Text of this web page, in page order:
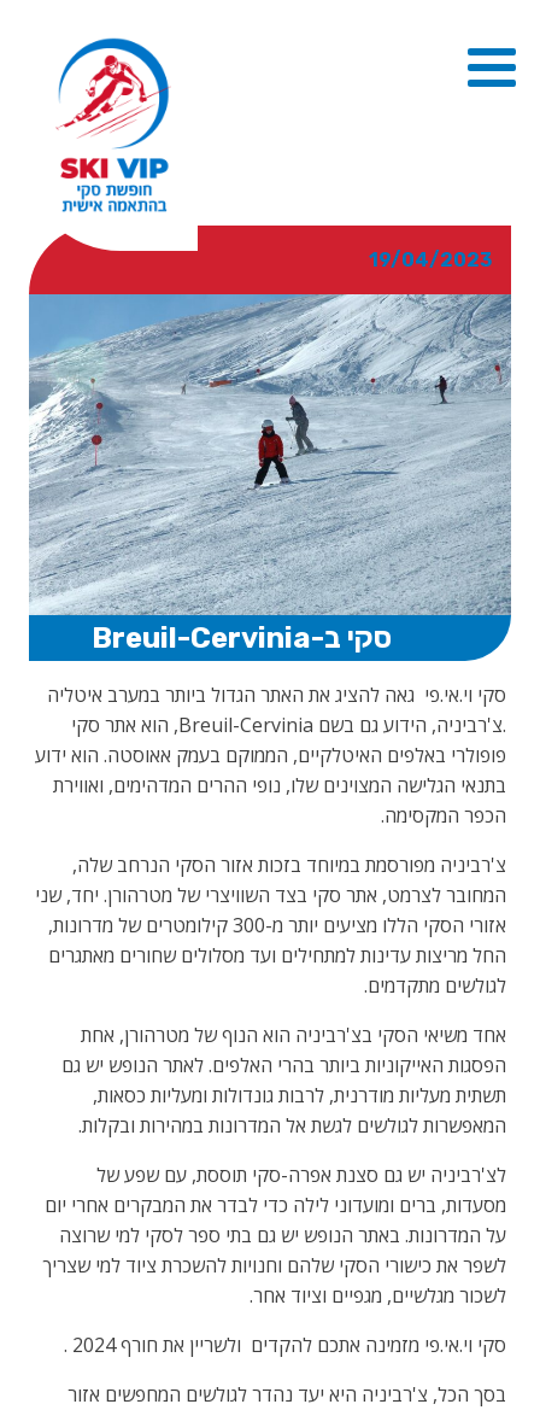
19/04/2023
סקי ב-Breuil-Cervinia
סקי וי.אי.פי גאה להציג את האתר הגדול ביותר במערב איטליה
.צ'רביניה, הידוע גם בשם Breuil-Cervinia, הוא אתר סקי
פופולרי באלפים האיטלקיים, הממוקם בעמק אאוסטה. הוא ידוע
בתנאי הגלישה המצוינים שלו, נופי ההרים המדהימים, ואווירת
הכפר המקסימה.
צ'רביניה מפורסמת במיוחד בזכות אזור הסקי הנרחב שלה,
המחובר לצרמט, אתר סקי בצד השוויצרי של מטרהורן. יחד, שני
אזורי הסקי הללו מציעים יותר מ-300 קילומטרים של מדרונות,
החל מריצות עדינות למתחילים ועד מסלולים שחורים מאתגרים
לגולשים מתקדמים.
אחד משיאי הסקי בצ'רביניה הוא הנוף של מטרהורן, אחת
הפסגות האייקוניות ביותר בהרי האלפים. לאתר הנופש יש גם
תשתית מעליות מודרנית, לרבות גונדולות ומעליות כסאות,
המאפשרות לגולשים לגשת אל המדרונות במהירות ובקלות.
לצ'רביניה יש גם סצנת אפרה-סקי תוססת, עם שפע של
מסעדות, ברים ומועדוני לילה כדי לבדר את המבקרים אחרי יום
על המדרונות. באתר הנופש יש גם בתי ספר לסקי למי שרוצה
לשפר את כישורי הסקי שלהם וחנויות להשכרת ציוד למי שצריך
לשכור מגלשיים, מגפיים וציוד אחר.
סקי וי.אי.פי מזמינה אתכם להקדים ולשריין את חורף 2024 .
בסך הכל, צ'רביניה היא יעד נהדר לגולשים המחפשים אזור